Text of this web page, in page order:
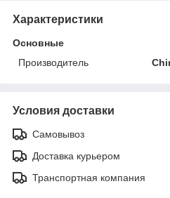
Характеристики
Основные
Производитель
Условия доставки
Самовывоз
Доставка курьером
Транспортная компания